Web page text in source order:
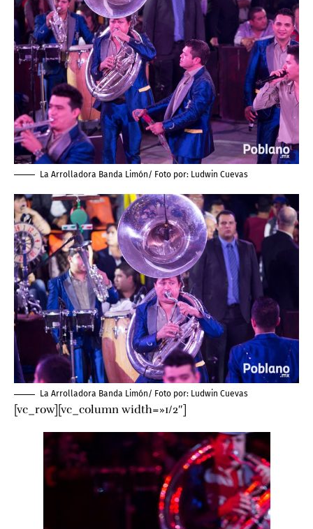
La Arrolladora Banda Limón/ Foto por: Ludwin Cuevas
La Arrolladora Banda Limón/ Foto por: Ludwin Cuevas
[vc_row][vc_column width=»1/2″]